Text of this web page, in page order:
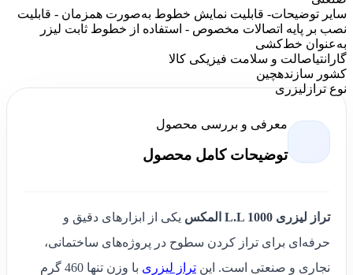
سایر توضیحات- قابلیت نمایش خطوط به‌صورت همزمان - قابلیت
نصب بر پایه اتصالات مخصوص - استفاده از خطوط ثابت لیزر
به‌عنوان خط‌کشی
گارانتیاصالت و سلامت فیزیکی کالا
کشور سازندهچین
نوع ترازلیزری
معرفی و بررسی محصول
توضیحات کامل محصول
تراز لیزری L.L 1000 المکس
یکی از ابزارهای دقیق و
حرفه‌ای برای تراز کردن سطوح در پروژه‌های ساختمانی،
نجاری و صنعتی است. این تراز لیزری
با وزن تنها 460 گرم